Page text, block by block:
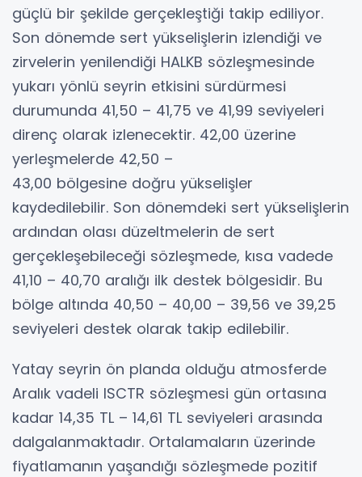
güçlü bir şekilde gerçekleştiği takip ediliyor.
Son dönemde sert yükselişlerin izlendiği ve
zirvelerin yenilendiği HALKB sözleşmesinde
yukarı yönlü seyrin etkisini sürdürmesi
durumunda 41,50 – 41,75 ve 41,99 seviyeleri
direnç olarak izlenecektir. 42,00 üzerine
yerleşmelerde 42,50 –
43,00 bölgesine doğru yükselişler
kaydedilebilir. Son dönemdeki sert yükselişlerin
ardından olası düzeltmelerin de sert
gerçekleşebileceği sözleşmede, kısa vadede
41,10 – 40,70 aralığı ilk destek bölgesidir. Bu
bölge altında 40,50 – 40,00 – 39,56 ve 39,25
seviyeleri destek olarak takip edilebilir.
Yatay seyrin ön planda olduğu atmosferde
Aralık vadeli ISCTR sözleşmesi gün ortasına
kadar 14,35 TL – 14,61 TL seviyeleri arasında
dalgalanmaktadır. Ortalamaların üzerinde
fiyatlamanın yaşandığı sözleşmede pozitif